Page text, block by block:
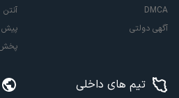
DMCA
آگهی دولتی
آنتن
پیش
پخش
تیم های داخلی